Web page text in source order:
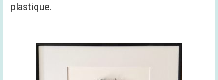
plastique.